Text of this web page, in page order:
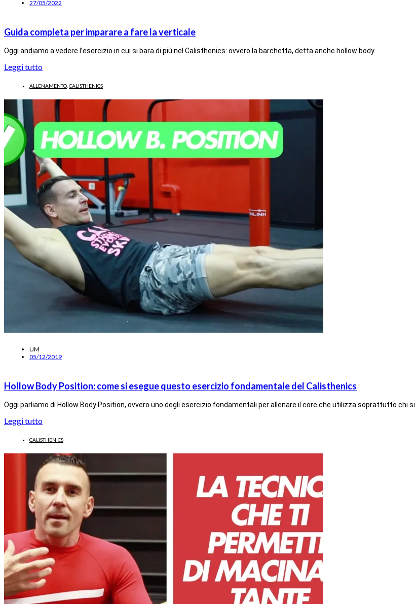
27/05/2022
Guida completa per imparare a fare la verticale
Oggi andiamo a vedere l’esercizio in cui si bara di più nel Calisthenics: ovvero la barchetta, detta anche hollow body…
Leggi tutto
ALLENAMENTO CALISTHENICS
UM
05/12/2019
Hollow Body Position: come si esegue questo esercizio fondamentale del Calisthenics
Oggi parliamo di Hollow Body Position, ovvero uno degli esercizio fondamentali per allenare il core che utilizza soprattutto chi si…
Leggi tutto
CALISTHENICS